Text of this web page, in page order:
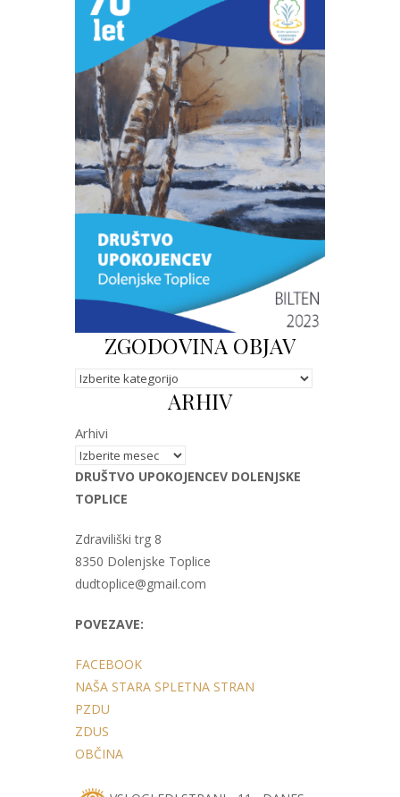
ZGODOVINA OBJAV
Kategorije
ARHIV
Arhivi
DRUŠTVO UPOKOJENCEV DOLENJSKE
TOPLICE
Zdraviliški trg 8
8350 Dolenjske Toplice
dudtoplice@gmail.com
POVEZAVE:
FACEBOOK
NAŠA STARA SPLETNA STRAN
PZDU
ZDUS
OBČINA